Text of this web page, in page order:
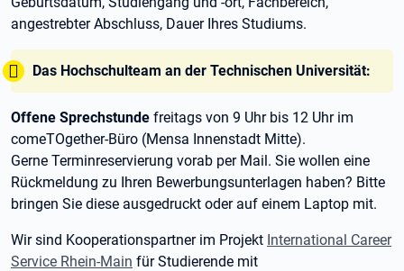
angestrebter Abschluss, Dauer Ihres Studiums.
Tipp:
Das Hochschulteam an der Technischen Universität:
Offene Sprechstunde freitags von 9 Uhr bis 12 Uhr im
comeTOgether-Büro (Mensa Innenstadt Mitte).
Gerne Terminreservierung vorab per Mail. Sie wollen eine
Rückmeldung zu Ihren Bewerbungsunterlagen haben? Bitte
bringen Sie diese ausgedruckt oder auf einem Laptop mit.
Wir sind Kooperationspartner im Projekt International Career
Service Rhein-Main für Studierende mit